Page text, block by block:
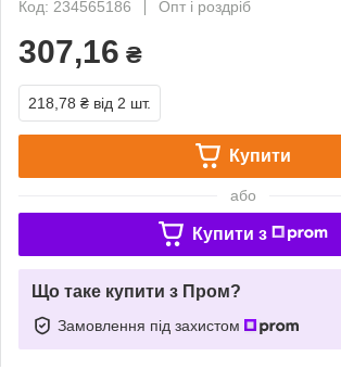
Код: 234565186
Опт і роздріб
307,16 ₴
218,78 ₴ від 2 шт.
Купити
або
Купити з
Що таке купити з Пром?
Замовлення під захистом